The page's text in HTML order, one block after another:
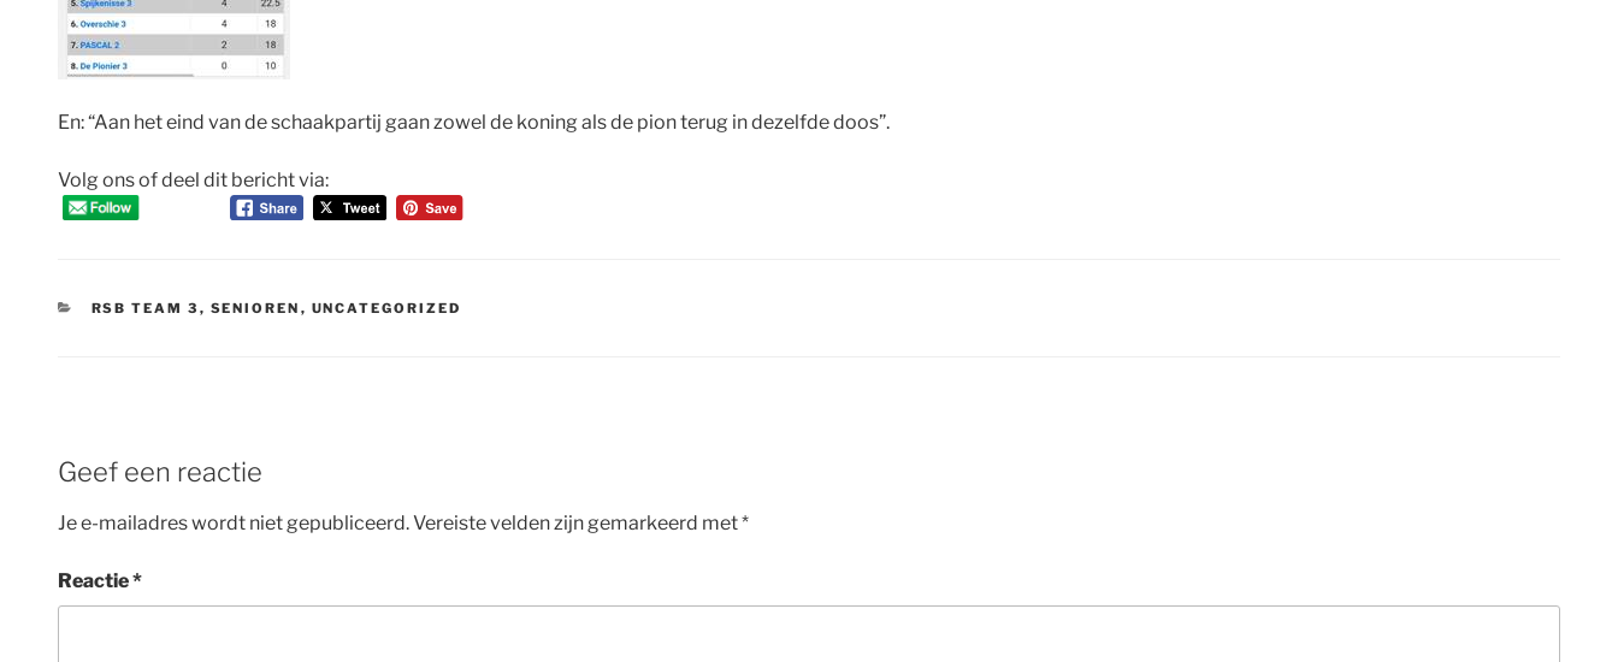
En: “Aan het eind van de schaakpartij gaan zowel de koning als de pion terug in dezelfde doos”.
Volg ons of deel dit bericht via:
CATEGORIEËN
RSB TEAM 3 , SENIOREN , UNCATEGORIZED
Geef een reactie
Je e-mailadres wordt niet gepubliceerd.Vereiste velden zijn gemarkeerd met*
Reactie*